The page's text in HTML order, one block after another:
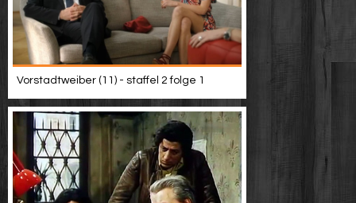
Vorstadtweiber (11) - staffel 2 folge 1